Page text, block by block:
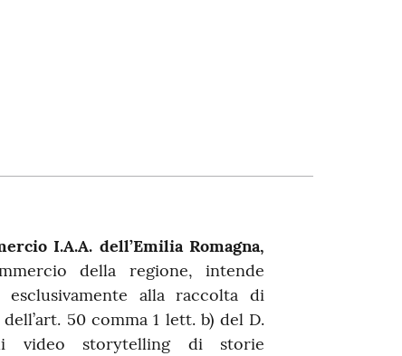
I.A.A. dell’Emilia Romagna,
della regione, intende
esclusivamente alla raccolta di
50 comma 1 lett. b) del D.
video storytelling di storie